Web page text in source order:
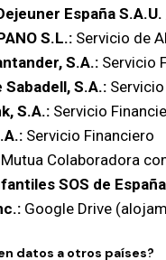
España S.A.U.
S.L.: Servicio de
S.A.: Servicio
Sabadell, S.A.:
S.A.: Servicio
Servicio Financiero
Mutua Colaboradora
SOS de
Google Drive
datos a otros países?